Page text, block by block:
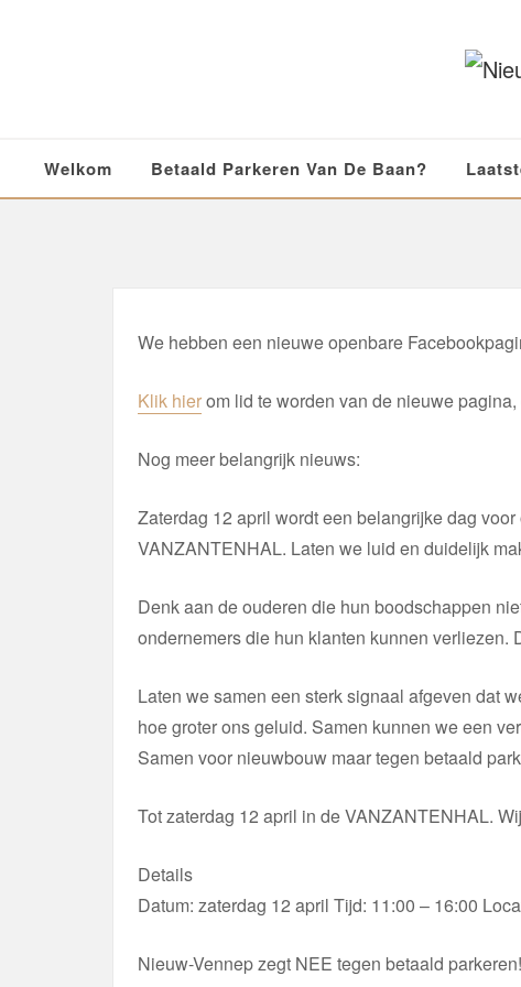
Welkom Betaald Parkeren Van De Baan?
We hebben een nieuwe openbare
Klik hierom lid te worden van de nieuwe
Nog meer belangrijk nieuws:
Zaterdag 12 april wordt een belangrijke dag
VANZANTENHAL. Laten we luid en duidelijk
Denk aan de ouderen die hun boodschappen
ondernemers die hun klanten kunnen
Laten we samen een sterk signaal afgeven dat
hoe groter ons geluid. Samen kunnen we een
Samen voor nieuwbouw maar tegen betaald
Tot zaterdag 12 april in de VANZANTENHAL.
Details
Datum: zaterdag 12 april Tijd: 11:00 – 16:00
Nieuw-Vennep zegt NEE tegen betaald